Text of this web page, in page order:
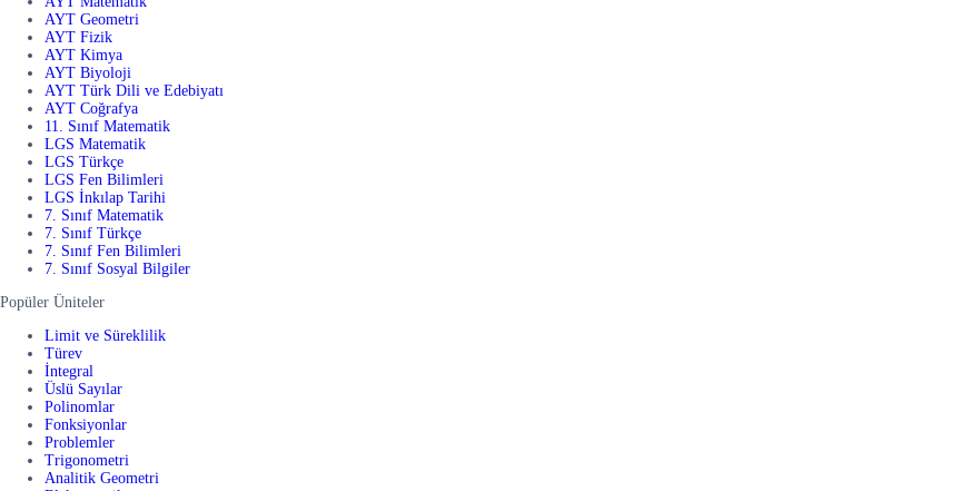
AYT Geometri
AYT Fizik
AYT Kimya
AYT Biyoloji
AYT Türk Dili ve Edebiyatı
AYT Coğrafya
11. Sınıf Matematik
LGS Matematik
LGS Türkçe
LGS Fen Bilimleri
LGS İnkılap Tarihi
7. Sınıf Matematik
7. Sınıf Türkçe
7. Sınıf Fen Bilimleri
7. Sınıf Sosyal Bilgiler
Popüler Üniteler
Limit ve Süreklilik
Türev
İntegral
Üslü Sayılar
Polinomlar
Fonksiyonlar
Problemler
Trigonometri
Analitik Geometri